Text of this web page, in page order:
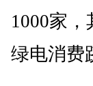
1000家
绿电消费